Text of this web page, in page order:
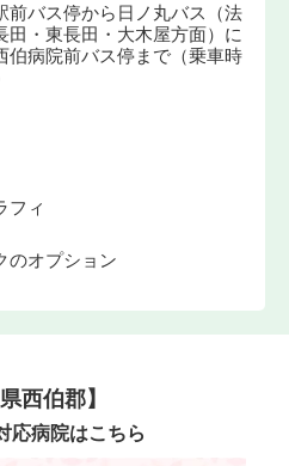
前バス停から日ノ丸バス（法
田・東長田・大木屋方面）に
伯病院前バス停まで（乗車時
フィ
のオプション
西伯郡】
応病院はこちら